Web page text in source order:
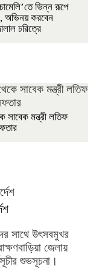
ভিন্ন রূপে
অভিনয় করবেন
চরিত্রে
সাবেক মন্ত্রী লতিফ